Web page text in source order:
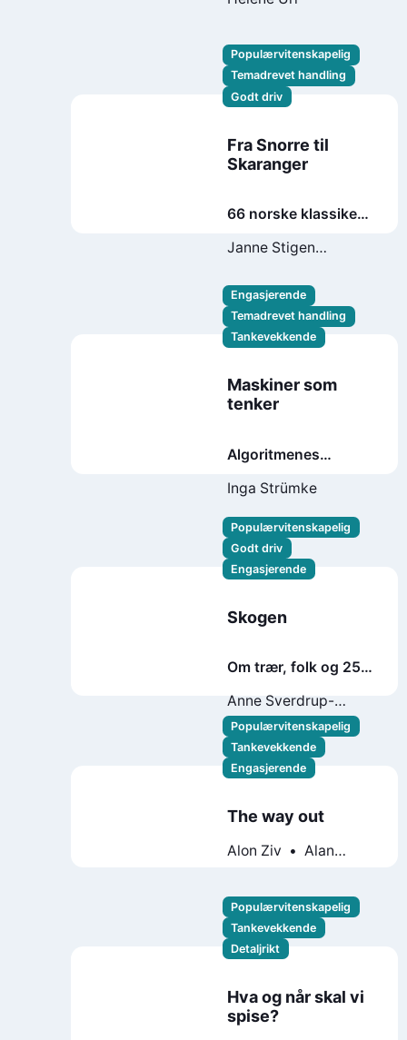
Populærvitenskapelig
Temadrevet handling
Godt driv
Fra Snorre til
Skaranger
66 norske klassikere
lest
Janne Stigen
Engasjerende
Temadrevet handling
Tankevekkende
Maskiner som
tenker
Algoritmenes
veien til kunstig
intelligens
Inga Strümke
Populærvitenskapelig
Godt driv
Engasjerende
Skogen
Om trær, folk og 25
Anne Sverdrup-
Thygeson
Populærvitenskapelig
Tankevekkende
Engasjerende
The way out
Alon Ziv
Alan
Populærvitenskapelig
Tankevekkende
Detaljrikt
Hva og når skal vi
spise?